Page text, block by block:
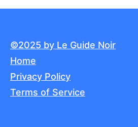
©2025 by Le Guide Noir
Home
Privacy Policy
Terms of Service